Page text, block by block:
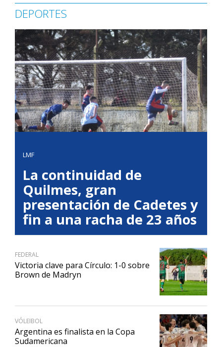
DEPORTES
LMF
La continuidad de
Quilmes, gran
presentación de Cadetes y
fin a una racha de 23 años
FEDERAL
Victoria clave para Círculo: 1-0 sobre
Brown de Madryn
VÓLEIBOL
Argentina es finalista en la Copa
Sudamericana